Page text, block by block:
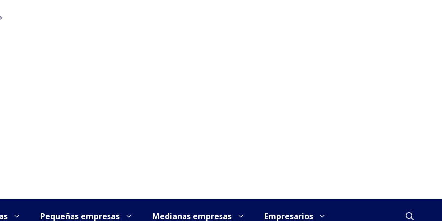
Pequeñas empresas Medianas empresas Empresarios